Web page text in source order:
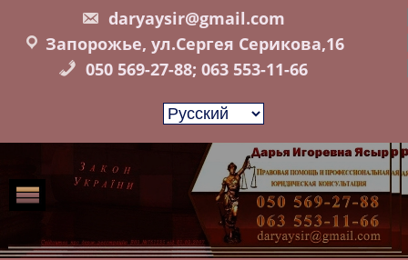
daryaysir@gmail.com
Запорожье, ул.Сергея Серикова,16
050 569-27-88; 063 553-11-66